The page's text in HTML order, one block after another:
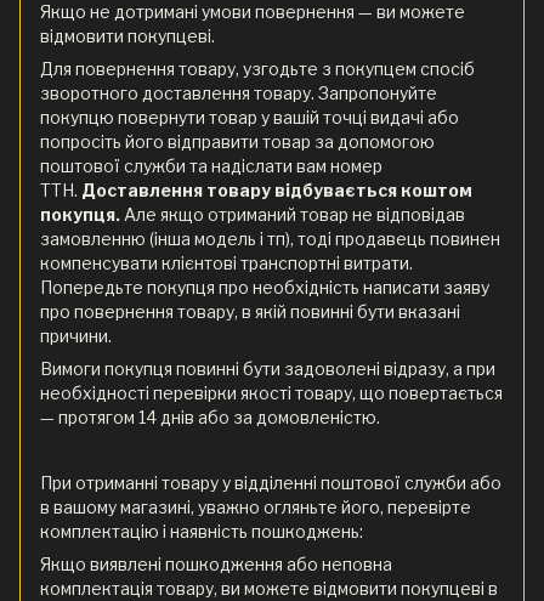
Якщо не дотримані умови повернення — ви можете
відмовити покупцеві.
Для повернення товару, узгодьте з покупцем спосіб
зворотного доставлення товару. Запропонуйте
покупцю повернути товар у вашій точці видачі або
попросіть його відправити товар за допомогою
поштової служби та надіслати вам номер
ТТН. Доставлення товару відбувається коштом
покупця. Але якщо отриманий товар не відповідав
замовленню (інша модель і тп), тоді продавець повинен
компенсувати клієнтові транспортні витрати.
Попередьте покупця про необхідність написати заяву
про повернення товару, в якій повинні бути вказані
причини.
Вимоги покупця повинні бути задоволені відразу, а при
необхідності перевірки якості товару, що повертається
— протягом 14 днів або за домовленістю.
При отриманні товару у відділенні поштової служби або
в вашому магазині, уважно огляньте його, перевірте
комплектацію і наявність пошкоджень:
Якщо виявлені пошкодження або неповна
комплектація товару, ви можете відмовити покупцеві в